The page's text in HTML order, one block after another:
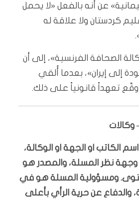
عن أنه بالفعل «لا يحمل
كردستان ولا علاقة له
الصحافة الفرنسية»، إلى أن
إلى إيران»، بعدما أُلقي
وقّع تعهداً قانونياً على ذلك.
وكالات
الكاتب او الجهة او الوكالة،
وجهة نظر المسلة، والمصدر هو
ومسؤولية المسلة هو في
والدفاع عن حرية الرأي بأعلى